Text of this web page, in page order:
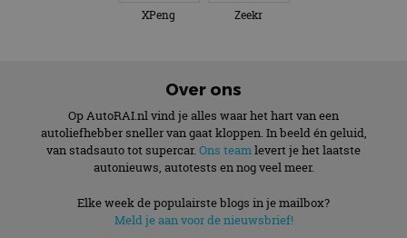
XPeng Zeekr
Over ons
Op AutoRAI.nl vind je alles waar het hart van een
autoliefhebber sneller van gaat kloppen. In beeld én geluid,
van stadsauto tot supercar. Ons teamlevert je het laatste
autonieuws, autotests en nog veel meer.
Elke week de populairste blogs in je mailbox?
Meld je aan voor de nieuwsbrief!